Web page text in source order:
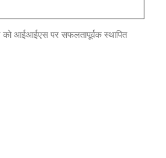
को आईआईएस पर सफलतापूर्वक स्थापित